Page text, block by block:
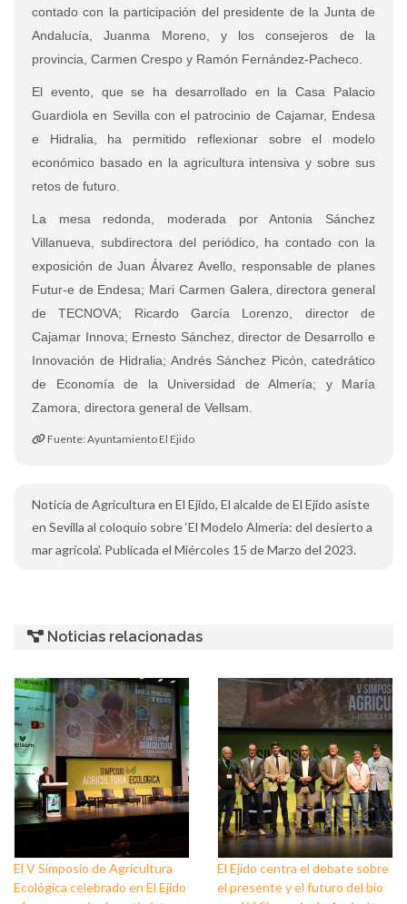
contado con la participación del presidente de la Junta de
Andalucía, Juanma Moreno, y los consejeros de la
provincia, Carmen Crespo y Ramón Fernández-Pacheco.
El evento, que se ha desarrollado en la Casa Palacio
Guardiola en Sevilla con el patrocinio de Cajamar, Endesa
e Hidralia, ha permitido reflexionar sobre el modelo
económico basado en la agricultura intensiva y sobre sus
retos de futuro.
La mesa redonda, moderada por Antonia Sánchez
Villanueva, subdirectora del periódico, ha contado con la
exposición de Juan Álvarez Avello, responsable de planes
Futur-e de Endesa; Mari Carmen Galera, directora general
de TECNOVA; Ricardo García Lorenzo, director de
Cajamar Innova; Ernesto Sánchez, director de Desarrollo e
Innovación de Hidralia; Andrés Sánchez Picón, catedrático
de Economía de la Universidad de Almería; y María
Zamora, directora general de Vellsam.
Fuente: Ayuntamiento El Ejido
Noticia de Agricultura en El Ejido, El alcalde de El Ejido asiste
en Sevilla al coloquio sobre ‘El Modelo Almería: del desierto a
mar agrícola’. Publicada el Miércoles 15 de Marzo del 2023.
Noticias relacionadas
El V Simposio de Agricultura
Ecológica celebrado en El Ejido
El Ejido centra el debate sobre
el presente y el futuro del bío